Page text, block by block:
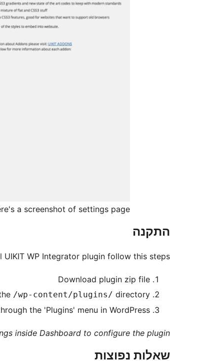
a screenshot of settings page
התקנה
UIKIT WP Integrator plugin follow this steps:
Download plugin zip file
/wp-content/plugins/ directory
the 'Plugins' menu in WordPress
inside Dashboard to configure the plugin
שאלות נפוצות